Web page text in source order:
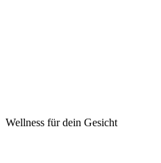
Wellness für dein Gesicht